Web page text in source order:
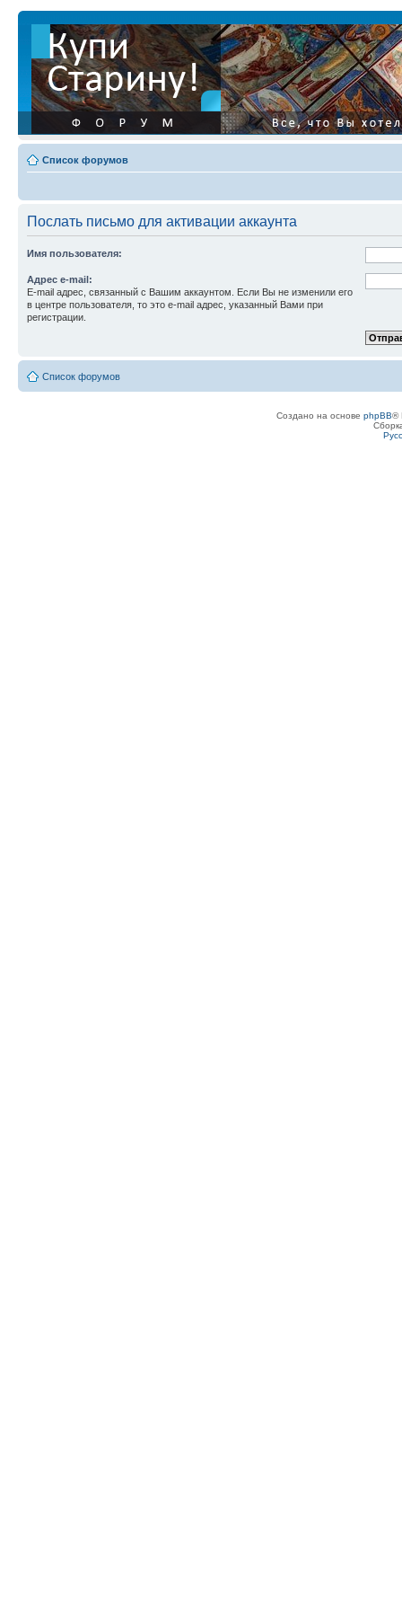
Список форумов
Послать письмо для активации аккаунта
Имя пользователя:
Адрес e-mail:
E-mail адрес, связанный с Вашим аккаунтом. Если Вы не изменили его
в центре пользователя, то это e-mail адрес, указанный Вами при
регистрации.
Список форумов
Создано на основе phpBB®